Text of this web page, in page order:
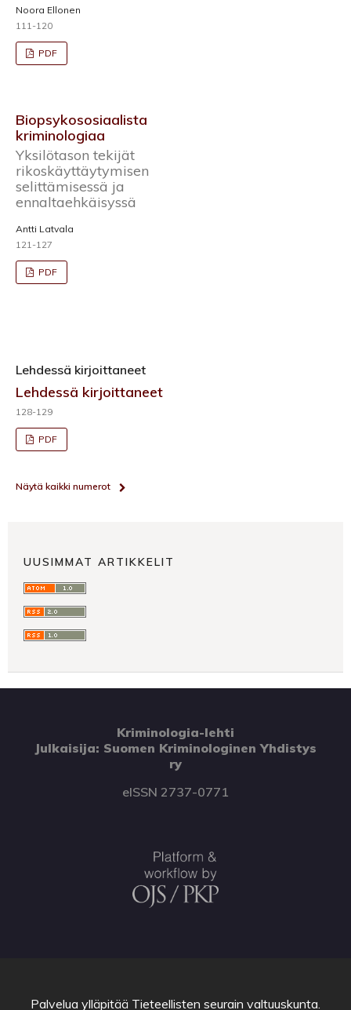
Noora Ellonen
111-120
PDF
Biopsykososiaalista
kriminologiaa
Yksilötason tekijät
rikoskäyttäytymisen
selittämisessä ja
ennaltaehkäisyssä
Antti Latvala
121-127
PDF
Lehdessä kirjoittaneet
Lehdessä kirjoittaneet
128-129
PDF
Näytä kaikki numerot
UUSIMMAT ARTIKKELIT
Kriminologia-lehti
Julkaisija: Suomen Kriminologinen Yhdistys
ry
eISSN 2737-0771
Palvelua ylläpitää Tieteellisten seurain valtuuskunta